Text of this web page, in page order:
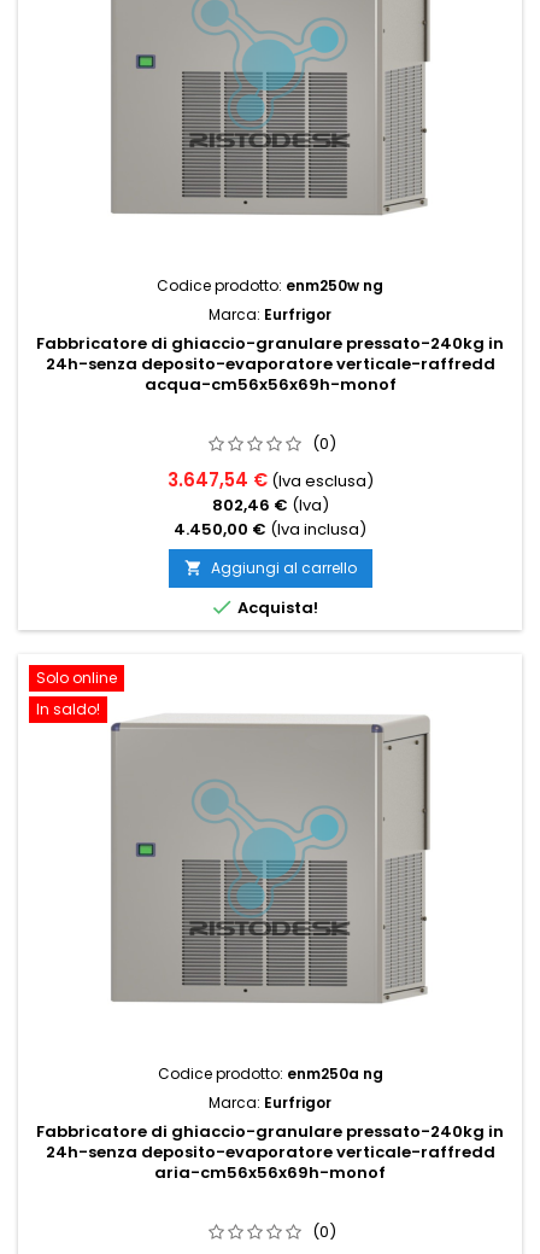
Codice prodotto: enm250w ng
Marca: Eurfrigor
Fabbricatore di ghiaccio-granulare pressato-240kg in
24h-senza deposito-evaporatore verticale-raffredd
acqua-cm56x56x69h-monof
(0)
3.647,54 € (Iva esclusa)
802,46 € (Iva)
4.450,00 € (Iva inclusa)
 Aggiungi al carrello
 Acquista!
Solo online
In saldo!
Codice prodotto: enm250a ng
Marca: Eurfrigor
Fabbricatore di ghiaccio-granulare pressato-240kg in
24h-senza deposito-evaporatore verticale-raffredd
aria-cm56x56x69h-monof
(0)